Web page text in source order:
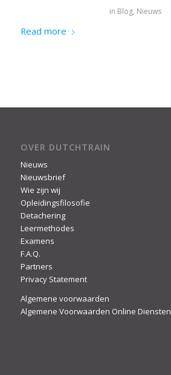
in Blog, Nieuws
Read more
OVER DUTCHTRAIN
Nieuws
Nieuwsbrief
Wie zijn wij
Opleidingsfilosofie
Detachering
Leermethodes
Examens
F.A.Q.
Partners
Privacy Statement
Algemene voorwaarden
Algemene Voorwaarden Online Diensten